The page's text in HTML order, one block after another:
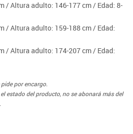
/ Altura adulto: 146-177 cm / Edad: 8-
/ Altura adulto: 159-188 cm / Edad:
/ Altura adulto: 174-207 cm / Edad:
por encargo.
estado del producto, no se abonará más del